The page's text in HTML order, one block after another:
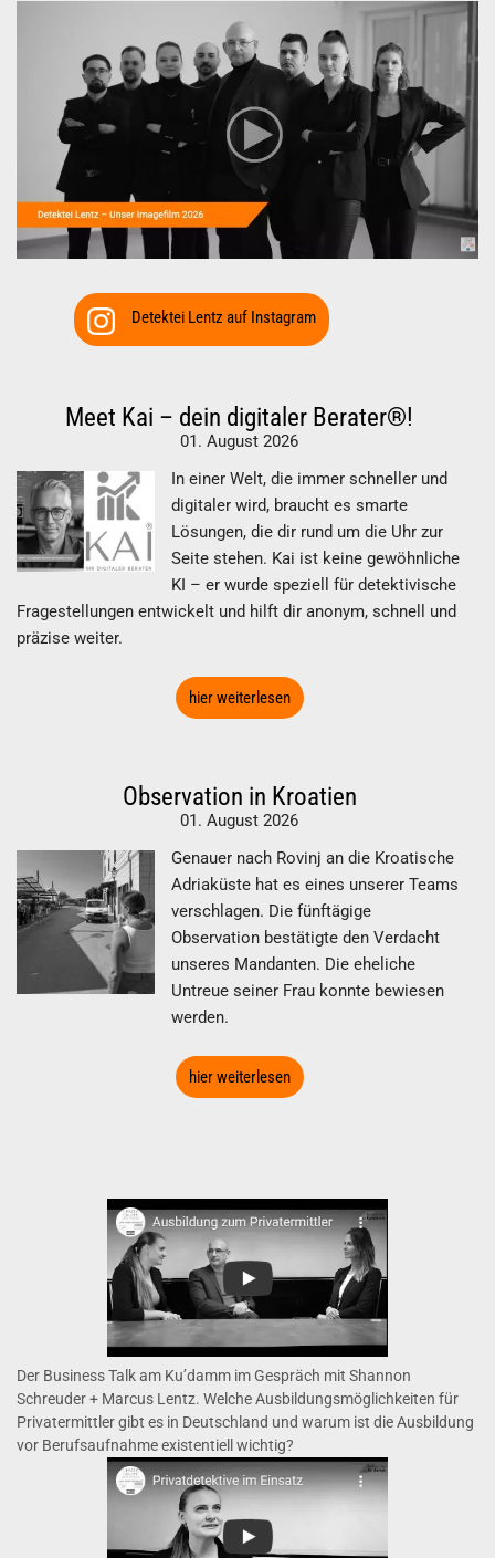
Detektei Lentz auf Instagram
Meet Kai – dein digitaler Berater®!
01. August 2026
In einer Welt, die immer schneller und
digitaler wird, braucht es smarte
Lösungen, die dir rund um die Uhr zur
Seite stehen. Kai ist keine gewöhnliche
KI – er wurde speziell für detektivische
Fragestellungen entwickelt und hilft dir anonym, schnell und
präzise weiter.
hier weiterlesen
Observation in Kroatien
01. August 2026
Genauer nach Rovinj an die Kroatische
Adriaküste hat es eines unserer Teams
verschlagen. Die fünftägige
Observation bestätigte den Verdacht
unseres Mandanten. Die eheliche
Untreue seiner Frau konnte bewiesen
werden.
hier weiterlesen
Der Business Talk am Ku’damm im Gespräch mit Shannon
Schreuder + Marcus Lentz. Welche Ausbildungsmöglichkeiten für
Privatermittler gibt es in Deutschland und warum ist die Ausbildung
vor Berufsaufnahme existentiell wichtig?